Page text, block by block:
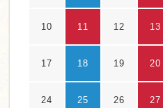
10 11 12 13
17 18 19 20
24 25 26 27